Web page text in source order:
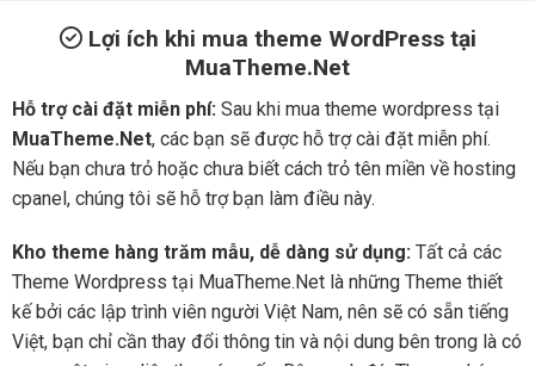
Lợi ích khi mua theme WordPress tại
MuaTheme.Net
Hỗ trợ cài đặt miễn phí: Sau khi mua theme wordpress tại
MuaTheme.Net, các bạn sẽ được hỗ trợ cài đặt miễn phí.
Nếu bạn chưa trỏ hoặc chưa biết cách trỏ tên miền về hosting
cpanel, chúng tôi sẽ hỗ trợ bạn làm điều này.
Kho theme hàng trăm mẫu, dễ dàng sử dụng: Tất cả các
Theme Wordpress tại MuaTheme.Net là những Theme thiết
kế bởi các lập trình viên người Việt Nam, nên sẽ có sẵn tiếng
Việt, bạn chỉ cần thay đổi thông tin và nội dung bên trong là có